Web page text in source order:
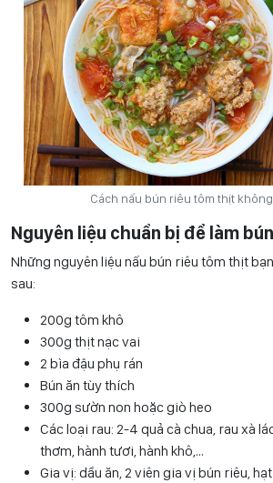
Cách nấu bún riêu tôm thịt
Nguyên liệu chuẩn bị để làm
Những nguyên liệu nấu bún riêu tôm thịt
sau:
200g tôm khô
300g thịt nạc vai
2 bìa đậu phụ rán
Bún ăn tùy thích
300g sườn non hoặc giò heo
Các loại rau: 2-4 quả cà chua, rau xà
thơm, hành tươi, hành khô,…
Gia vị: dầu ăn, 2 viên gia vị bún riêu,